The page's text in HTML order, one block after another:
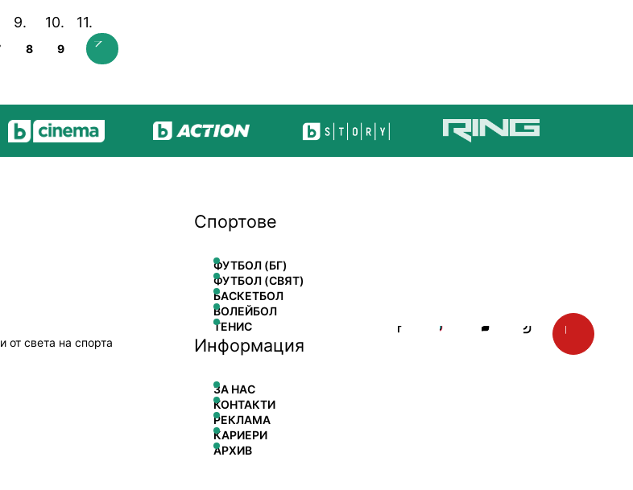
8 9
от света на спорта
Спортове
ФУТБОЛ (БГ)
ФУТБОЛ (СВЯТ)
БАСКЕТБОЛ
ВОЛЕЙБОЛ
ТЕНИС
Информация
ЗА НАС
КОНТАКТИ
РЕКЛАМА
КАРИЕРИ
АРХИВ